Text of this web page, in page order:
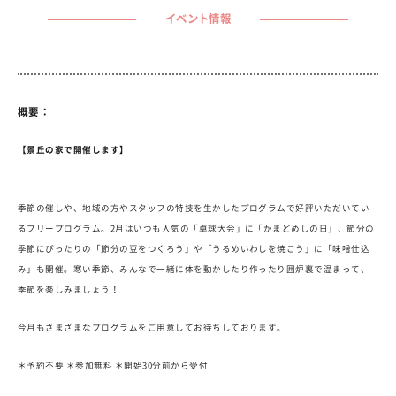
イベント情報
概要：
【景丘の家で開催します】
季節の催しや、地域の方やスタッフの特技を生かしたプログラムで好評いただいてい
るフリープログラム。2月はいつも人気の「卓球大会」に「かまどめしの日」、節分の
季節にぴったりの「節分の豆をつくろう」や「うるめいわしを焼こう」に「味噌仕込
み」も開催。寒い季節、みんなで一緒に体を動かしたり作ったり囲炉裏で温まって、
季節を楽しみましょう！
今月もさまざまなプログラムをご用意してお待ちしております。
＊予約不要 ＊参加無料 ＊開始30分前から受付